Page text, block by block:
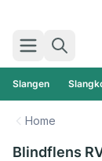
Zoek
Slangen
Home
Blindflens